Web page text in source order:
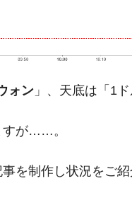
で勝利騎手がもらえる賞
ばずに終わりそうなス
稼いだ金額とは？
ォン 」、天底は「1ド
すが……。
を制作し状況をご紹